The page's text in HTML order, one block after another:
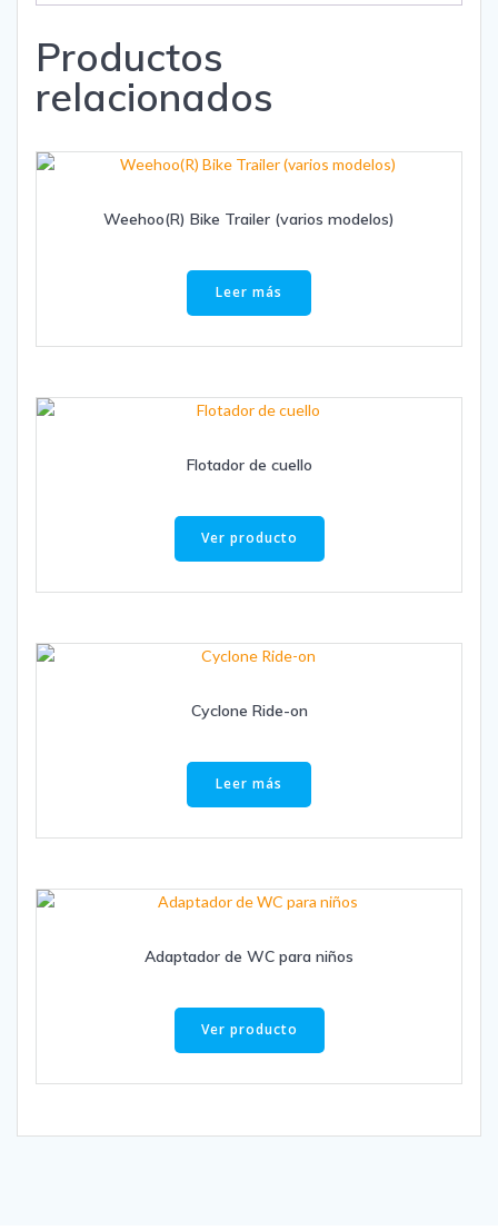
Productos
relacionados
Weehoo(R) Bike Trailer (varios modelos)
Leer más
Flotador de cuello
Ver producto
Cyclone Ride-on
Leer más
Adaptador de WC para niños
Ver producto